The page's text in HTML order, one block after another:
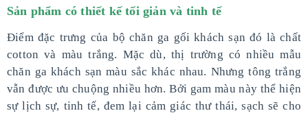
Sản phẩm có thiết kế tối giản và tinh tế
Điểm đặc trưng của bộ chăn ga gối khách sạn đó là chất
cotton và màu trắng. Mặc dù, thị trường có nhiều mẫu
chăn ga khách sạn màu sắc khác nhau. Nhưng tông trắng
vẫn được ưu chuộng nhiều hơn. Bởi gam màu này thể hiện
sự lịch sự, tinh tế, đem lại cảm giác thư thái, sạch sẽ cho